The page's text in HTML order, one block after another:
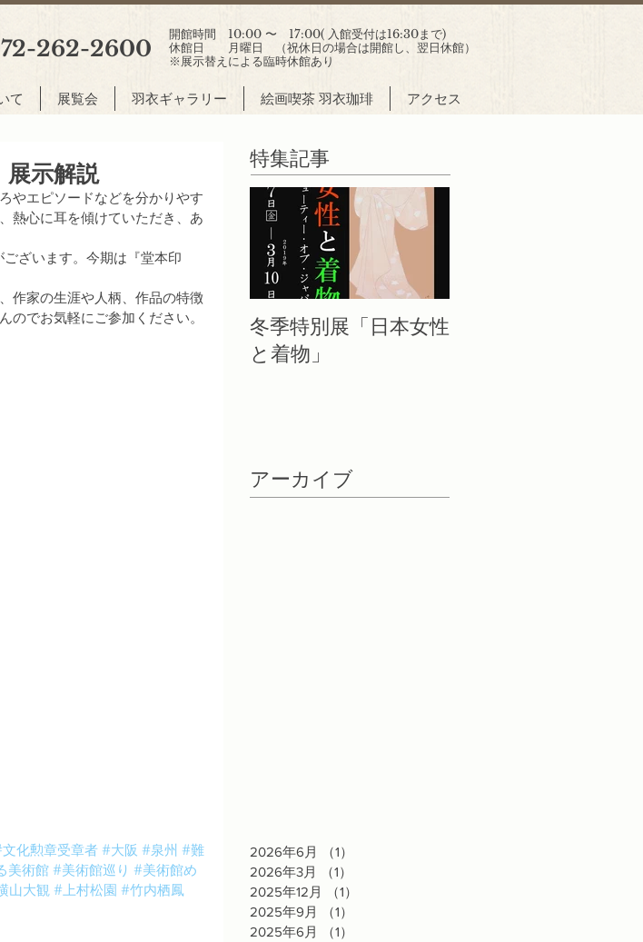
262-2600
開館時間 10:00 〜 17:00( 入館受付は16:30まで)
休館日 月曜日 （祝休日の場合は開館し、翌日休館）
※展示替えによる臨時休館あり
て 展覧会 羽衣ギャラリー 絵画喫茶 羽衣珈琲 アクセス
示解説
やエピソードなどを分かりやす
熱心に耳を傾けていただき、あ
ざいます。今期は『堂本印
作家の生涯や人柄、作品の特徴
のでお気軽にご参加ください。
化勲章受章者 #大阪 #泉州 #難
美術館 #美術館巡り #美術館め
山大観 #上村松園 #竹内栖鳳
特集記事
冬季特別展「日本女性
と着物」
アーカイブ
2026年6月 （1）
2026年3月
（1）
2025年12月
（1）
2025年9月
（1）
2025年6月
（1）